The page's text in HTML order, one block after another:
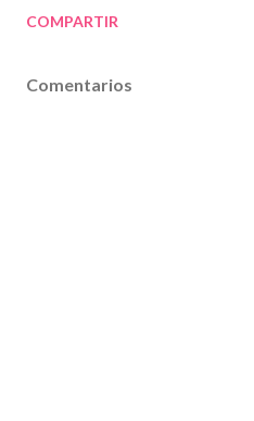
COMPARTIR
Comentarios